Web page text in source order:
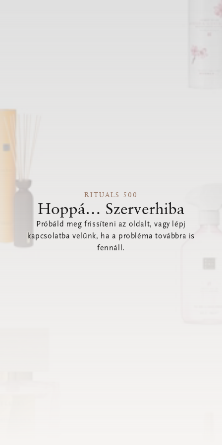
RITUALS 500
Hoppá… Szerverhiba
Próbáld meg frissíteni az oldalt, vagy lépj
kapcsolatba velünk, ha a probléma továbbra is
fennáll.